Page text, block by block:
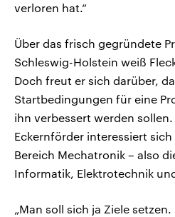
verloren hat.“
Über das frisch gegründete
Schleswig-Holstein weiß
Doch freut er sich darüber,
Startbedingungen für eine
ihn verbessert werden
Eckernförder interessiert
Bereich Mechatronik – also
Informatik, Elektrotechnik
„Man soll sich ja Ziele